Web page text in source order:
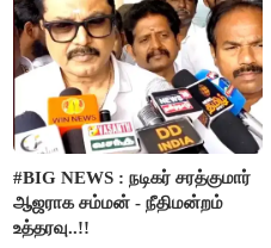
#BIG NEWS : நடிகர் சரத்குமார்
ஆஜராக சம்மன் - நீதிமன்றம்
உத்தரவு..!!